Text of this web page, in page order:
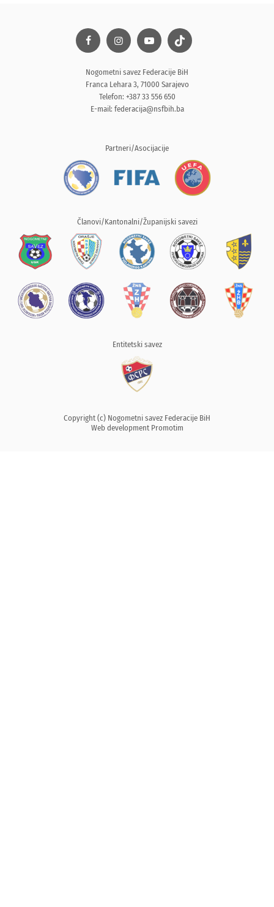
Nogometni savez Federacije BiH
Franca Lehara 3, 71000 Sarajevo
Telefon: +387 33 556 650
E-mail: federacija@nsfbih.ba
Partneri/Asocijacije
Članovi/Kantonalni/Županijski savezi
Entitetski savez
Copyright (c) Nogometni savez Federacije BiH
Web development Promotim